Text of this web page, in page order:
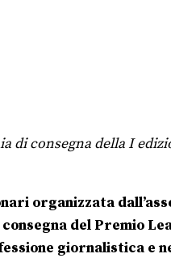
di consegna della I
organizzata
del Premio
giornalistica e